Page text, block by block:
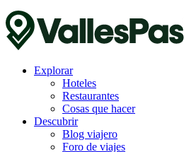
Explorar
Hoteles
Restaurantes
Cosas que hacer
Descubrir
Blog viajero
Foro de viajes